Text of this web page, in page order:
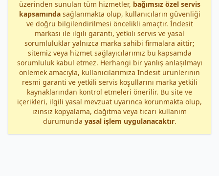
üzerinden sunulan tüm hizmetler, bağımsız özel servis
kapsamındasağlanmakta olup, kullanıcıların güvenliği
ve doğru bilgilendirilmesi öncelikli amaçtır. İndesit
markası ile ilgili garanti, yetkili servis ve yasal
sorumluluklar yalnızca marka sahibi firmalara aittir;
sitemiz veya hizmet sağlayıcılarımız bu kapsamda
sorumluluk kabul etmez. Herhangi bir yanlış anlaşılmayı
önlemek amacıyla, kullanıcılarımıza İndesit ürünlerinin
resmi garanti ve yetkili servis koşullarını marka yetkili
kaynaklarından kontrol etmeleri önerilir. Bu site ve
içerikleri, ilgili yasal mevzuat uyarınca korunmakta olup,
izinsiz kopyalama, dağıtma veya ticari kullanım
durumunda yasal işlem uygulanacaktır.